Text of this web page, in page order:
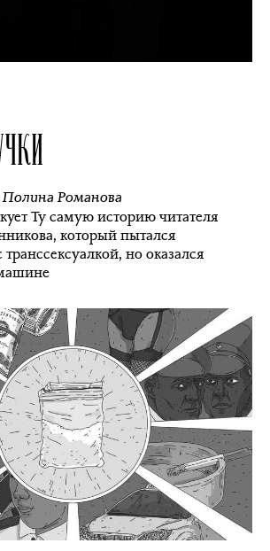
Полина Романова
Ту самую историю читателя
который пытался
но оказался